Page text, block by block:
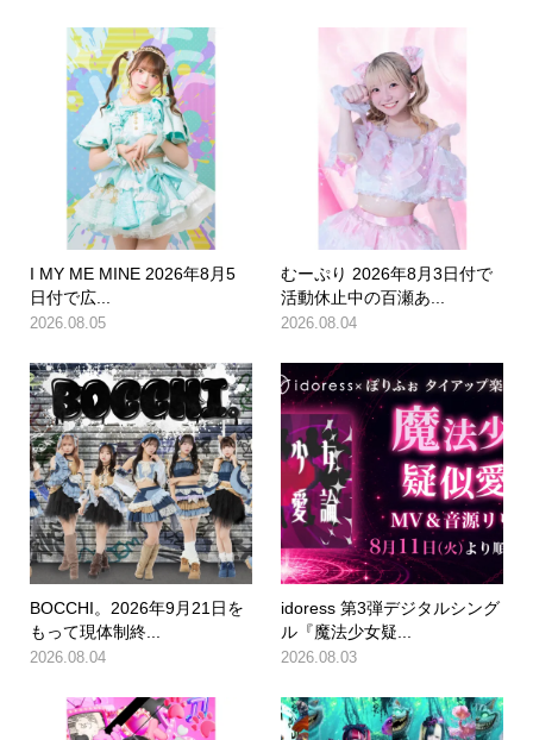
I MY ME MINE 2026年8月5
日付で広...
2026.08.05
むーぷり 2026年8月3日付で
活動休止中の百瀬あ...
2026.08.04
BOCCHI。2026年9月21日を
もって現体制終...
2026.08.04
idoress 第3弾デジタルシング
ル『魔法少女疑...
2026.08.03